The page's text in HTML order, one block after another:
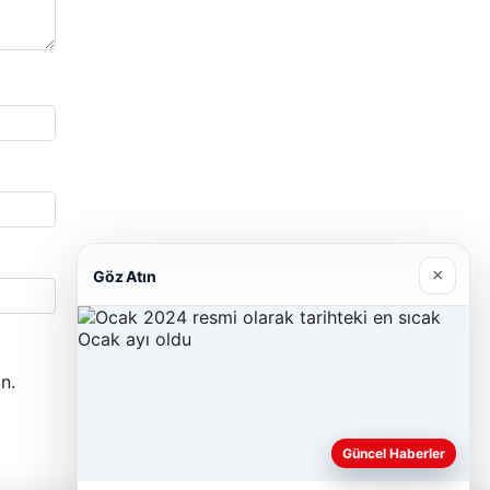
Göz Atın ×
Güncel Haberler